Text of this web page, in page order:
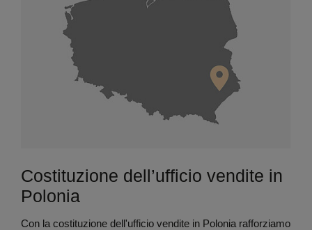
Costituzione dell’ufficio vendite in
Polonia
Con la costituzione dell'ufficio vendite in Polonia rafforziamo